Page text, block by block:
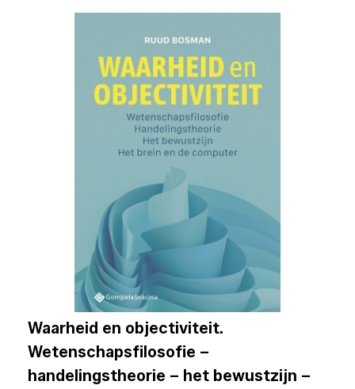
Waarheid en objectiviteit.
Wetenschapsfilosofie –
handelingstheorie – het bewustzijn –